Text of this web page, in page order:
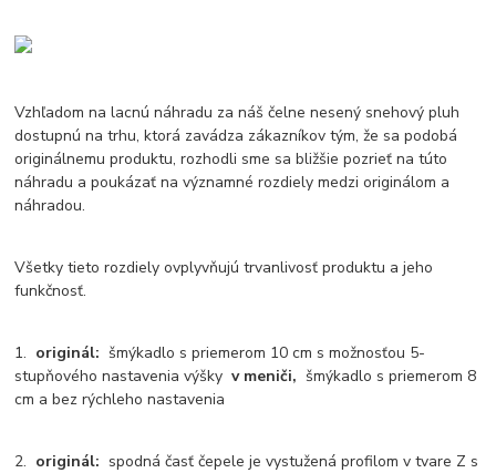
Vzhľadom na lacnú náhradu za náš čelne nesený snehový pluh
dostupnú na trhu, ktorá zavádza zákazníkov tým, že sa podobá
originálnemu produktu, rozhodli sme sa bližšie pozrieť na túto
náhradu a poukázať na významné rozdiely medzi originálom a
náhradou.
Všetky tieto rozdiely ovplyvňujú trvanlivosť produktu a jeho
funkčnosť.
1. originál: šmýkadlo s priemerom 10 cm s možnosťou 5-
stupňového nastavenia výškyv meniči, šmýkadlo s priemerom 8
cm a bez rýchleho nastavenia
2. originál: spodná časť čepele je vystužená profilom v tvare Z s